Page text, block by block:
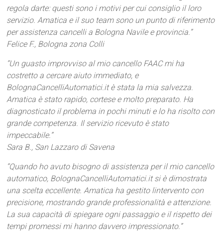
regola darte: questi sono i motivi per cui consiglio il loro
servizio. Amatica e il suo team sono un punto di riferimento
per assistenza cancelli a Bologna Navile e provincia.”
Felice F., Bologna zona Colli
“Un guasto improvviso al mio cancello FAAC mi ha
costretto a cercare aiuto immediato, e
BolognaCancelliAutomatici.it è stata la mia salvezza.
Amatica è stato rapido, cortese e molto preparato. Ha
diagnosticato il problema in pochi minuti e lo ha risolto con
grande competenza. Il servizio ricevuto è stato
impeccabile.”
Sara B., San Lazzaro di Savena
“Quando ho avuto bisogno di assistenza per il mio cancello
automatico, BolognaCancelliAutomatici.it si è dimostrata
una scelta eccellente. Amatica ha gestito lintervento con
precisione, mostrando grande professionalità e attenzione.
La sua capacità di spiegare ogni passaggio e il rispetto dei
tempi promessi mi hanno davvero impressionato.”